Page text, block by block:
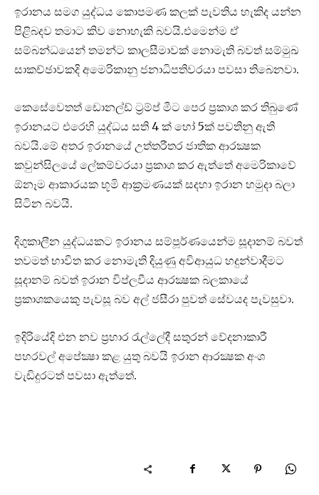
ඉරානය සමග යුද්ධය කොපමණ කලක් පැවතිය හැකිද යන්න
පිළිබදව තමාට කිව නොහැකි බවයි.එමෙන්ම ඒ
සම්බන්ධයෙන් තමන්ට කාලසීමාවක් නොමැති බවත් සම්මුඛ
සාකච්ඡාවකදි අමෙරිකානු ජනාධිපතිවරයා පවසා තිබෙනවා.
කෙසේවෙතත් ඩොනල්ඩ් ට්‍රම්ප් මීට පෙර ප්‍රකාශ කර තිබුණේ
ඉරානයට එරෙහි යුද්ධය සති 4 ක් හෝ 5ක් පවතිනු ඇති
බවයි.මේ අතර ඉරානයේ උත්තරීතර ජාතික ආරක්‍ෂක
කවුන්සිලයේ ලේකම්වරයා ප්‍රකාශ කර ඇත්තේ අමෙරිකාවේ
ඕනෑම ආකාරයක භූමි ආක්‍රමණයක් සදහා ඉරාන හමුදා බලා
සිටින බවයි.
දිගුකාලීන යුද්ධයකට ඉරානය සම්පූර්ණයෙන්ම සූදානම් බවත්
තවමත් භාවිත කර නොමැති දියුණු අවිආයුධ හදුන්වාදීමට
සූදානම් බවත් ඉරාන විප්ලවීය ආරක්‍ෂක බලකායේ
ප්‍රකාශකයෙකු පැවසූ බව අල් ජසීරා පුවත් සේවයද පැවසුවා.
ඉදිරියේදි එන නව ප්‍රහාර රැල්ලේදී සතුරන් වේදනාකාරී
පහරවල් අපේක්‍ෂා කළ යුතු බවයි ඉරාන ආරක්‍ෂක අංශ
වැඩිදුරටත් පවසා ඇත්තේ.